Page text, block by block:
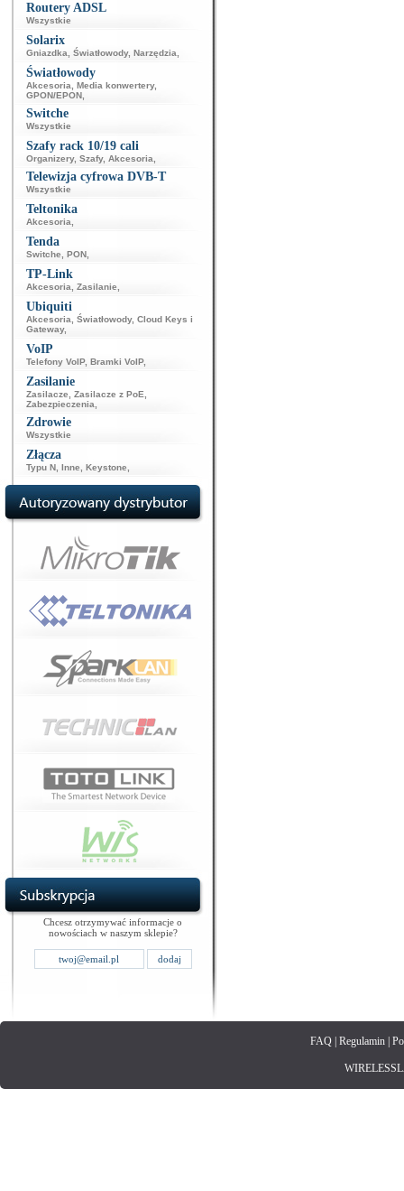
Routery ADSL
Wszystkie
Solarix
Gniazdka Światłowody, Narzędzia
Światłowody
Akcesoria Media konwertery,
GPON/EPON
Switche
Wszystkie
Szafy rack 10/19 cali
Organizery, Szafy, Akcesoria
Telewizja cyfrowa DVB-T
Wszystkie
Teltonika
Akcesoria
Tenda
Switche PON
TP-Link
Akcesoria Zasilanie
Ubiquiti
Akcesoria Światłowody, Cloud Keys i
Gateway,
VoIP
Telefony VoIP, Bramki VoIP,
Zasilanie
Zasilacze Zasilacze z PoE
Zabezpieczenia
Zdrowie
Wszystkie
Złącza
Typu N Inne Keystone
Chcesz otrzymywać informacje o
nowościach w naszym sklepie?
FAQ| Regulamin|